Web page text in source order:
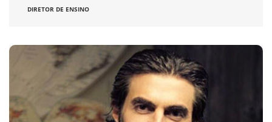
DIRETOR DE ENSINO